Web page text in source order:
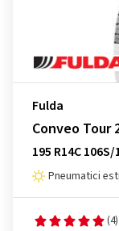
Fulda
Conveo Tour
195 R14C 106S/
Pneumatici
(4)